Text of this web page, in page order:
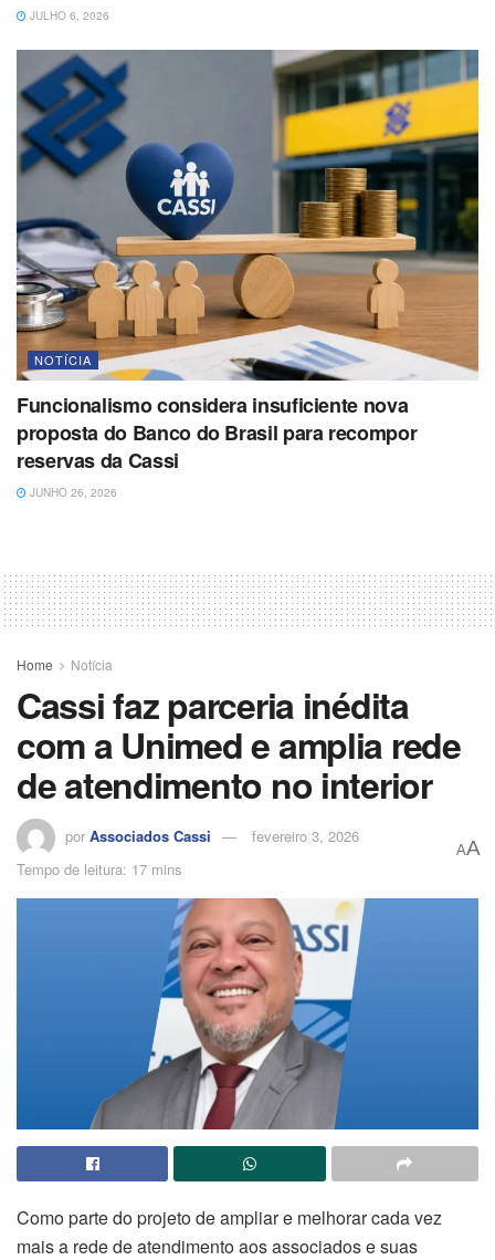
JULHO 6, 2026
NOTÍCIA
Funcionalismo considera insuficiente nova
proposta do Banco do Brasil para recompor
reservas da Cassi
JUNHO 26, 2026
Home Notícia
Cassi faz parceria inédita
com a Unimed e amplia rede
de atendimento no interior
por Associados Cassi
fevereiro 3, 2026
Tempo de leitura: 17 mins
AA
Como parte do projeto de ampliar e melhorar cada vez
mais a rede de atendimento aos associados e suas